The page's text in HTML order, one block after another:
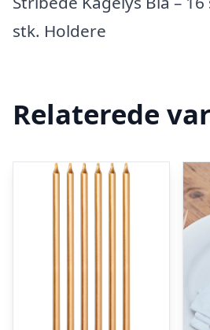
stk. Holdere
Relaterede